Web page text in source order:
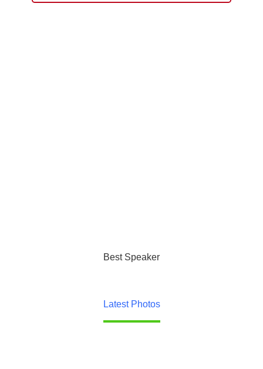
Best Speaker
Latest Photos